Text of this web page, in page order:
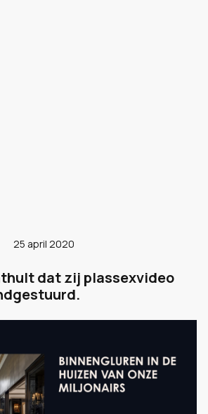
25 april 2020
dat zij plassexvideo